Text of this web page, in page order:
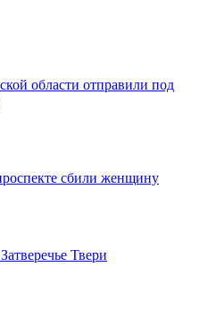
области отправили под
сбили женщину
Твери